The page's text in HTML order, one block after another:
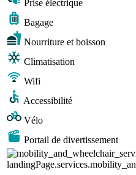
Prise électrique
Bagage
Nourriture et boisson
Climatisation
Wifi
Accessibilité
Vélo
Portail de divertissement